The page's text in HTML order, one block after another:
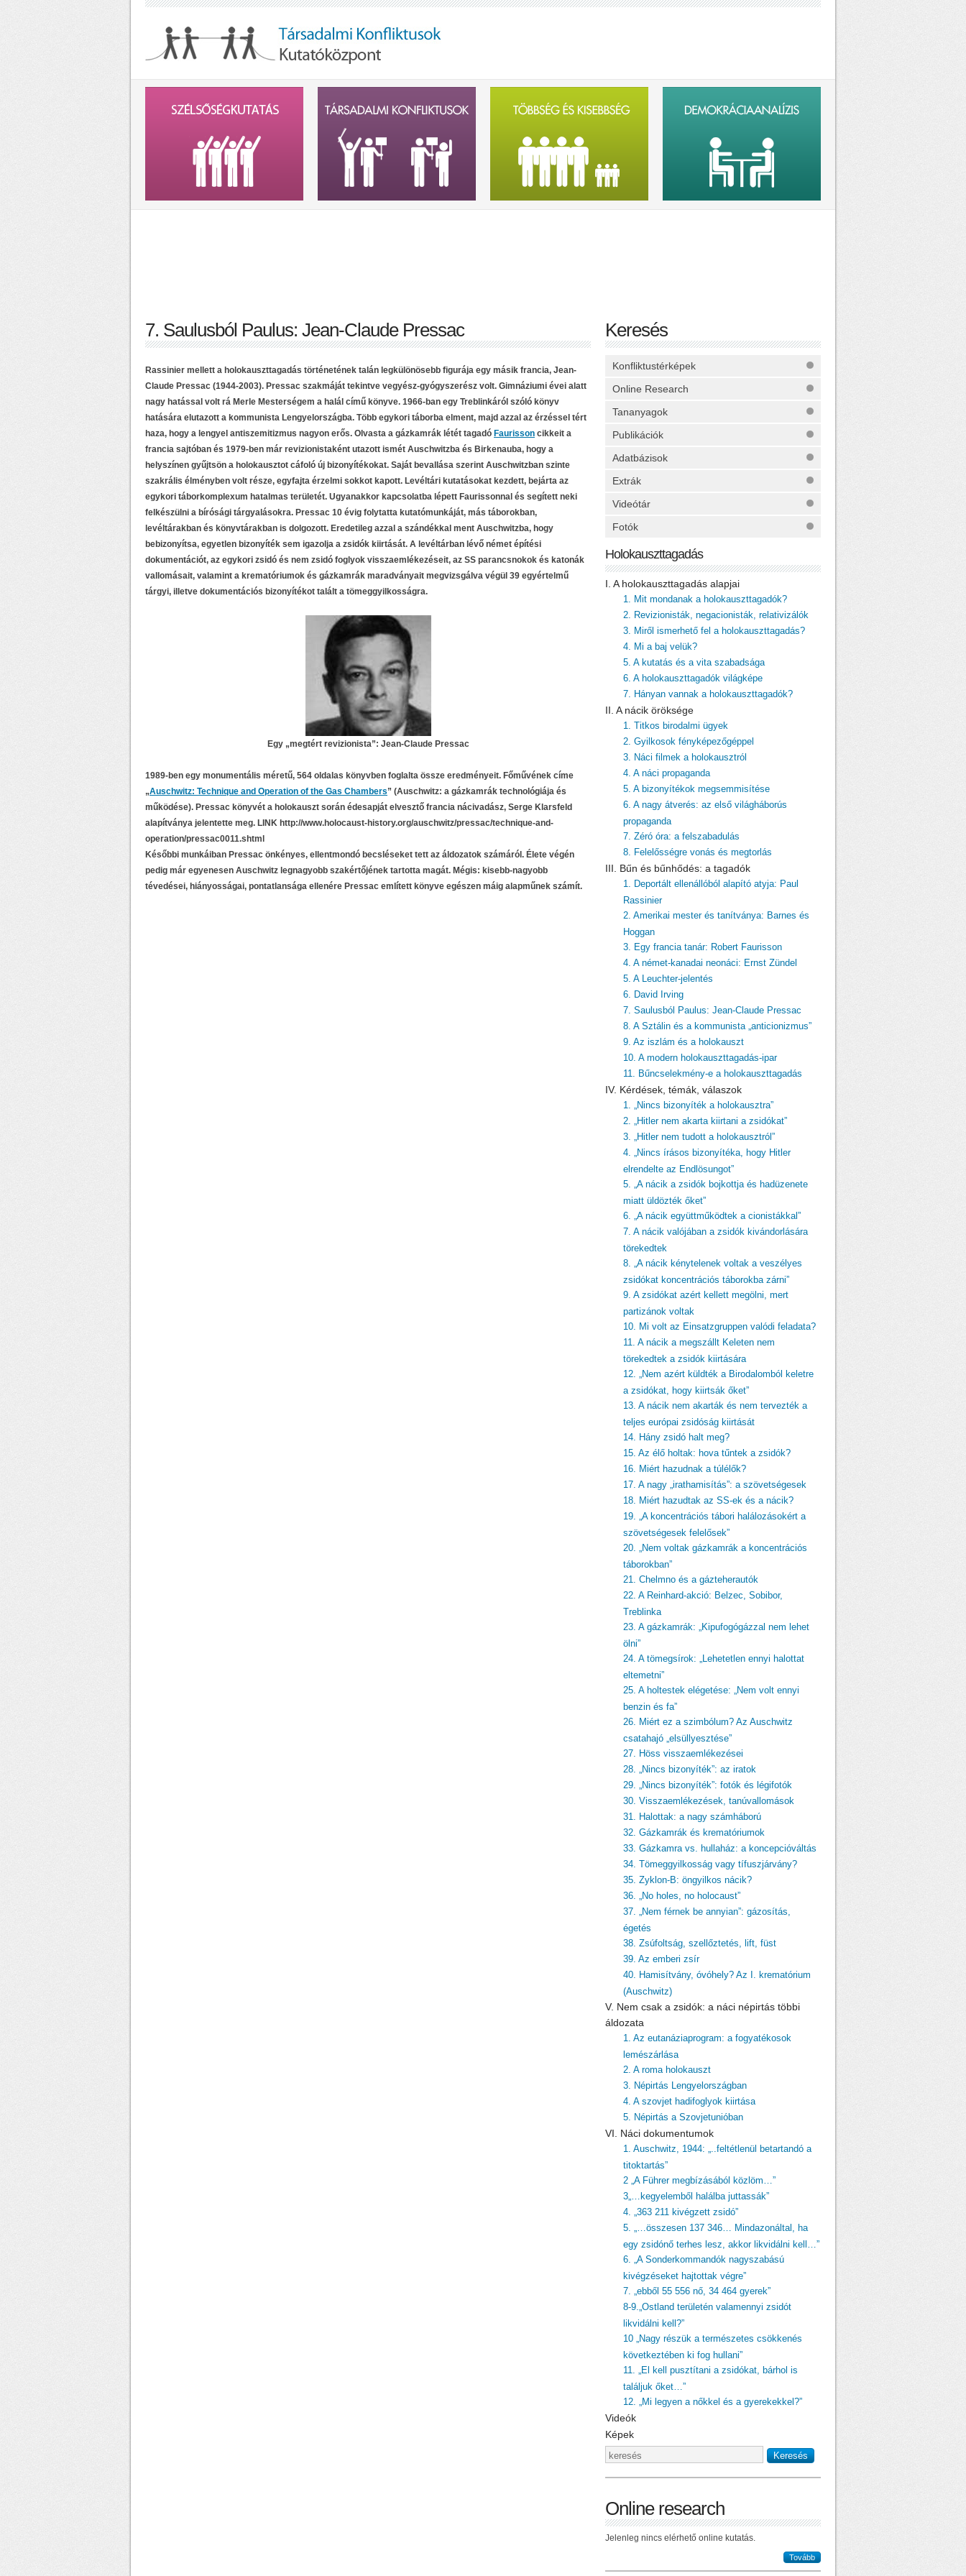
7. Saulusból Paulus: Jean-Claude Pressac
Rassinier mellett a holokauszttagadás történetének talán legkülönösebb figurája egy másik francia, Jean-
Claude Pressac (1944-2003). Pressac szakmáját tekintve vegyész-gyógyszerész volt. Gimnáziumi évei alatt
nagy hatással volt rá Merle Mesterségem a halál című könyve. 1966-ban egy Treblinkáról szóló könyv
hatására elutazott a kommunista Lengyelországba. Több egykori táborba elment, majd azzal az érzéssel tért
haza, hogy a lengyel antiszemitizmus nagyon erős. Olvasta a gázkamrák létét tagadó Faurisson cikkeit a
francia sajtóban és 1979-ben már revizionistaként utazott ismét Auschwitzba és Birkenauba, hogy a
helyszínen gyűjtsön a holokausztot cáfoló új bizonyítékokat. Saját bevallása szerint Auschwitzban szinte
szakrális élményben volt része, egyfajta érzelmi sokkot kapott. Levéltári kutatásokat kezdett, bejárta az
egykori táborkomplexum hatalmas területét. Ugyanakkor kapcsolatba lépett Faurissonnal és segített neki
felkészülni a bírósági tárgyalásokra. Pressac 10 évig folytatta kutatómunkáját, más táborokban,
levéltárakban és könyvtárakban is dolgozott. Eredetileg azzal a szándékkal ment Auschwitzba, hogy
bebizonyítsa, egyetlen bizonyíték sem igazolja a zsidók kiirtását. A levéltárban lévő német építési
dokumentációt, az egykori zsidó és nem zsidó foglyok visszaemlékezéseit, az SS parancsnokok és katonák
vallomásait, valamint a krematóriumok és gázkamrák maradványait megvizsgálva végül 39 egyértelmű
tárgyi, illetve dokumentációs bizonyítékot talált a tömeggyilkosságra.
Egy „megtért revizionista”: Jean-Claude Pressac
1989-ben egy monumentális méretű, 564 oldalas könyvben foglalta össze eredményeit. Főművének címe
„Auschwitz: Technique and Operation of the Gas Chambers” (Auschwitz: a gázkamrák technológiája és
működése). Pressac könyvét a holokauszt során édesapját elvesztő francia nácivadász, Serge Klarsfeld
alapítványa jelentette meg. LINK http://www.holocaust-history.org/auschwitz/pressac/technique-and-
operation/pressac0011.shtml
Későbbi munkáiban Pressac önkényes, ellentmondó becsléseket tett az áldozatok számáról. Élete végén
pedig már egyenesen Auschwitz legnagyobb szakértőjének tartotta magát. Mégis: kisebb-nagyobb
tévedései, hiányosságai, pontatlansága ellenére Pressac említett könyve egészen máig alapműnek számít.
Keresés
Konfliktustérképek
Online Research
Tananyagok
Publikációk
Adatbázisok
Extrák
Videótár
Fotók
Holokauszttagadás
I. A holokauszttagadás alapjai
1. Mit mondanak a holokauszttagadók?
2. Revizionisták, negacionisták, relativizálók
3. Miről ismerhető fel a holokauszttagadás?
4. Mi a baj velük?
5. A kutatás és a vita szabadsága
6. A holokauszttagadók világképe
7. Hányan vannak a holokauszttagadók?
II. A nácik öröksége
1. Titkos birodalmi ügyek
2. Gyilkosok fényképezőgéppel
3. Náci filmek a holokausztról
4. A náci propaganda
5. A bizonyítékok megsemmisítése
6. A nagy átverés: az első világháborús
propaganda
7. Zéró óra: a felszabadulás
8. Felelősségre vonás és megtorlás
III. Bűn és bűnhődés: a tagadók
1. Deportált ellenállóból alapító atyja: Paul
Rassinier
2. Amerikai mester és tanítványa: Barnes és
Hoggan
3. Egy francia tanár: Robert Faurisson
4. A német-kanadai neonáci: Ernst Zündel
5. A Leuchter-jelentés
6. David Irving
7. Saulusból Paulus: Jean-Claude Pressac
8. A Sztálin és a kommunista „anticionizmus”
9. Az iszlám és a holokauszt
10. A modern holokauszttagadás-ipar
11. Bűncselekmény-e a holokauszttagadás
IV. Kérdések, témák, válaszok
1. „Nincs bizonyíték a holokausztra”
2. „Hitler nem akarta kiirtani a zsidókat”
3. „Hitler nem tudott a holokausztról”
4. „Nincs írásos bizonyítéka, hogy Hitler
elrendelte az Endlösungot”
5. „A nácik a zsidók bojkottja és hadüzenete
miatt üldözték őket”
6. „A nácik együttműködtek a cionistákkal”
7. A nácik valójában a zsidók kivándorlására
törekedtek
8. „A nácik kénytelenek voltak a veszélyes
zsidókat koncentrációs táborokba zárni”
9. A zsidókat azért kellett megölni, mert
partizánok voltak
10. Mi volt az Einsatzgruppen valódi feladata?
11. A nácik a megszállt Keleten nem
törekedtek a zsidók kiirtására
12. „Nem azért küldték a Birodalomból keletre
a zsidókat, hogy kiirtsák őket”
13. A nácik nem akarták és nem tervezték a
teljes európai zsidóság kiirtását
14. Hány zsidó halt meg?
15. Az élő holtak: hova tűntek a zsidók?
16. Miért hazudnak a túlélők?
17. A nagy „irathamisítás”: a szövetségesek
18. Miért hazudtak az SS-ek és a nácik?
19. „A koncentrációs tábori halálozásokért a
szövetségesek felelősek”
20. „Nem voltak gázkamrák a koncentrációs
táborokban”
21. Chelmno és a gázteherautók
22. A Reinhard-akció: Belzec, Sobibor,
Treblinka
23. A gázkamrák: „Kipufogógázzal nem lehet
ölni”
24. A tömegsírok: „Lehetetlen ennyi halottat
eltemetni”
25. A holtestek elégetése: „Nem volt ennyi
benzin és fa”
26. Miért ez a szimbólum? Az Auschwitz
csatahajó „elsüllyesztése”
27. Höss visszaemlékezései
28. „Nincs bizonyíték”: az iratok
29. „Nincs bizonyíték”: fotók és légifotók
30. Visszaemlékezések, tanúvallomások
31. Halottak: a nagy számháború
32. Gázkamrák és krematóriumok
33. Gázkamra vs. hullaház: a koncepcióváltás
34. Tömeggyilkosság vagy tífuszjárvány?
35. Zyklon-B: öngyilkos nácik?
36. „No holes, no holocaust”
37. „Nem férnek be annyian”: gázosítás,
égetés
38. Zsúfoltság, szellőztetés, lift, füst
39. Az emberi zsír
40. Hamisítvány, óvóhely? Az I. krematórium
(Auschwitz)
V. Nem csak a zsidók: a náci népirtás többi
áldozata
1. Az eutanáziaprogram: a fogyatékosok
lemészárlása
2. A roma holokauszt
3. Népirtás Lengyelországban
4. A szovjet hadifoglyok kiirtása
5. Népirtás a Szovjetunióban
VI. Náci dokumentumok
1. Auschwitz, 1944: „..feltétlenül betartandó a
titoktartás”
2 „A Führer megbízásából közlöm…”
3„…kegyelemből halálba juttassák”
4. „363 211 kivégzett zsidó”
5. „…összesen 137 346… Mindazonáltal, ha
egy zsidónő terhes lesz, akkor likvidálni kell…”
6. „A Sonderkommandók nagyszabású
kivégzéseket hajtottak végre”
7. „ebből 55 556 nő, 34 464 gyerek”
8-9.„Ostland területén valamennyi zsidót
likvidálni kell?”
10 „Nagy részük a természetes csökkenés
következtében ki fog hullani”
11. „El kell pusztítani a zsidókat, bárhol is
találjuk őket…”
12. „Mi legyen a nőkkel és a gyerekekkel?”
Videók
Képek
Online research
Jelenleg nincs elérhető online kutatás.
Tovább